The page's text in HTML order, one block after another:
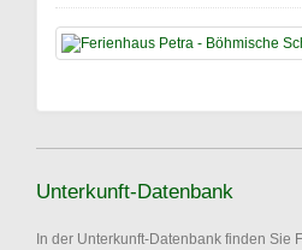
Unterkunft-Datenbank
In der Unterkunft-Datenbank finden Sie